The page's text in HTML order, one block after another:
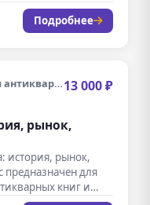
Подробнее
Институт арт бизнеса и антиквариата13 000 ₽
рынок,
история, рынок,
предназначен для
книг и